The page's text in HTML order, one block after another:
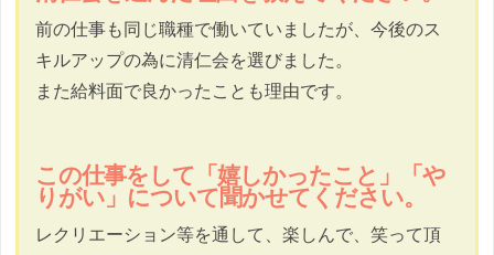
前の仕事も同じ職種で働いていましたが、今後のス
キルアップの為に清仁会を選びました。
また給料面で良かったことも理由です。
この仕事をして「嬉しかったこと」「や
りがい」について聞かせてください。
レクリエーション等を通して、楽しんで、笑って頂